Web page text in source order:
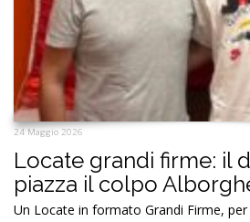
24 Maggio 2026
Locate grandi firme: il
piazza il colpo
Un Locate in formato Grandi Firme,